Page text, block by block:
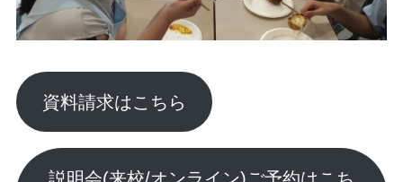
資料請求はこちら
説明会(来校/オンライン)ご予約はこち